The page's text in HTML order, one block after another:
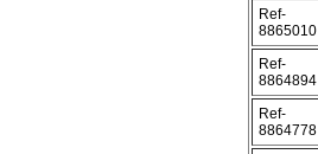
Ref-
8865010
Ref-
8864894
Ref-
8864778